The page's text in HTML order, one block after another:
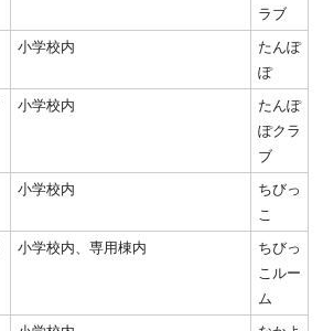
ラブ
小学校内
たんぽ
ぽ
小学校内
たんぽ
ぽクラ
ブ
小学校内
ちびっ
こ
小学校内、専用棟内
ちびっ
こルー
ム